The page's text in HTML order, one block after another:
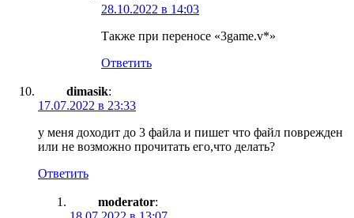
28.10.2022 в 14:03
Также при переносе «3game.v*»
Ответить
dimasik:
17.07.2022 в 23:33
у меня доходит до 3 файла и пишет что файл поврежден
или не возможно прочитать его,что делать?
Ответить
moderator: